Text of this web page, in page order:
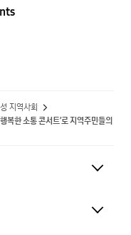
지역사회
복한 소통 콘서트’로 지역주민들의